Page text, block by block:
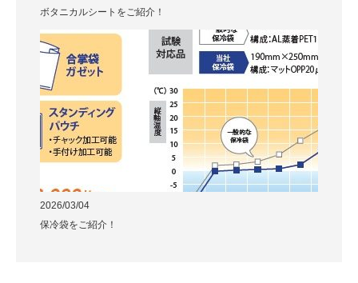
ボタニカルシートをご紹介！
2026/03/04
保冷袋をご紹介！